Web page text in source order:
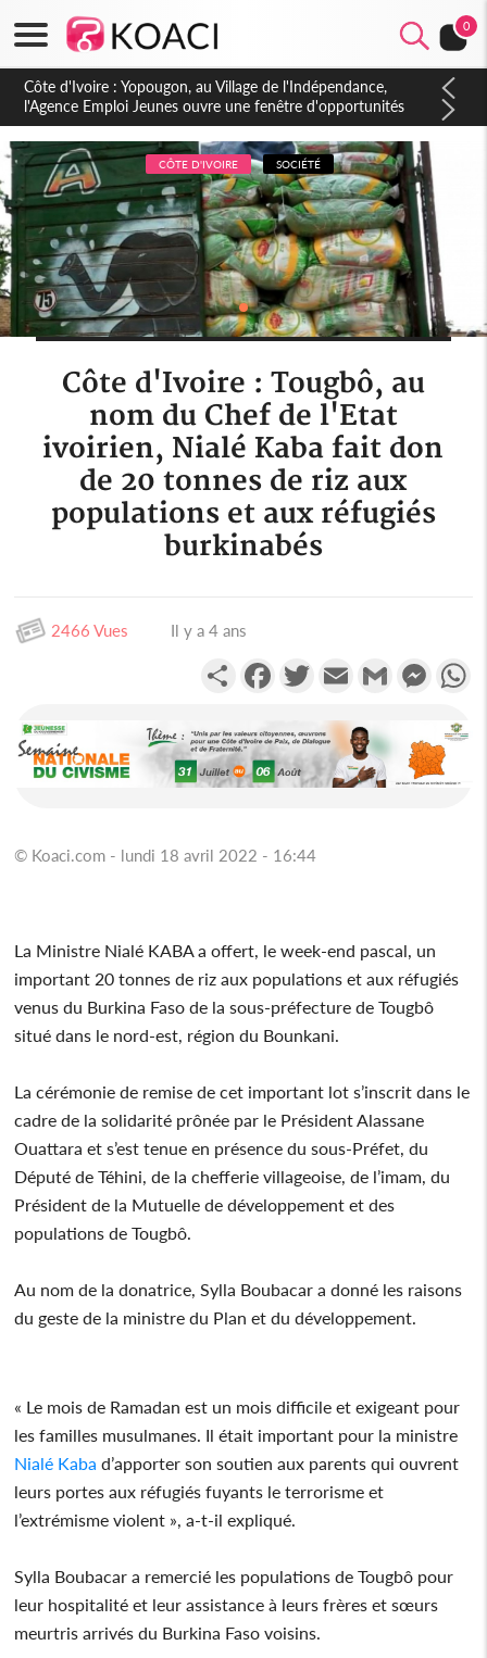
0
Côte d'Ivoire : CHU de Treichville, après la fronde, les agents
contractuels obtiennent un accord avec la direction sur les
arriérés du SMIG 2023
CÔTE D'IVOIRE SOCIÉTÉ
Côte d'Ivoire : Tougbô, au
nom du Chef de l'Etat
ivoirien, Nialé Kaba fait don
de 20 tonnes de riz aux
populations et aux réfugiés
burkinabés
2466 Vues Il y a 4 ans
PartagerFacebookTwitterEmail Gmail
© Koaci.com - lundi 18 avril 2022 - 16:44
La Ministre Nialé KABA a offert, le week-end pascal, un
important 20 tonnes de riz aux populations et aux réfugiés
venus du Burkina Faso de la sous-préfecture de Tougbô
situé dans le nord-est, région du Bounkani.
La cérémonie de remise de cet important lot s’inscrit dans le
cadre de la solidarité prônée par le Président Alassane
Ouattara et s’est tenue en présence du sous-Préfet, du
Député de Téhini, de la chefferie villageoise, de l’imam, du
Président de la Mutuelle de développement et des
populations de Tougbô.
Au nom de la donatrice, Sylla Boubacar a donné les raisons
du geste de la ministre du Plan et du développement.
« Le mois de Ramadan est un mois difficile et exigeant pour
les familles musulmanes. Il était important pour la ministre
Nialé Kaba d’apporter son soutien aux parents qui ouvrent
leurs portes aux réfugiés fuyants le terrorisme et
l’extrémisme violent », a-t-il expliqué.
Sylla Boubacar a remercié les populations de Tougbô pour
leur hospitalité et leur assistance à leurs frères et sœurs
meurtris arrivés du Burkina Faso voisins.